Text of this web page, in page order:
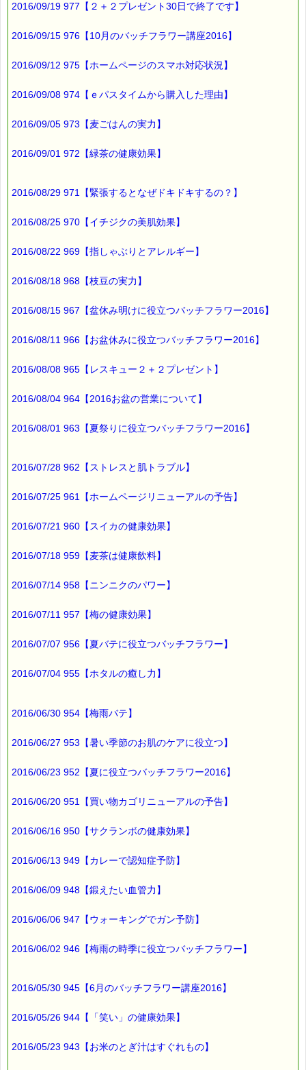
一日も早い復興を祈って
スペシャルクーポンです。
お客様からのご投稿もお待ちしております。
■メルマガ読者だけの eクーポン券 プレゼント
有効期限 ：2016/03/17(木)まで
タイプ ：くじタイプ★スペシャル★
バッチフラワーレメディ・レスキュークリーム１本当毎に
割引き金額は、買い物カゴで内容確認する際に決定します。
当たる確率は（★1等：20% ★2等：30% ★3等：50%）で
す。
※単品でも「こころ・サポート」などの割引き商品は対象外で
※1度のご購入につき1枚しかご利用いただけません。
詳しくは下記サイトをご覧ください。
→http://www.pass-thyme.com/info/#coupon
∞∞∞∞∞∞∞∞∞∞∞∞∞∞∞∞∞∞∞∞∞∞∞∞∞∞∞∞∞∞∞∞∞
応募など）していただいたお客様だけにお届けする限定配信メー
ルです。
します！
このメールマガジンのバックナンバーはこちらです
→http://www.pass-thyme.com/special/mailmaga.asp
バッチフラワー レメディに出会えて良かった！！
───────────────────────────────
バッチフラワーレメディ専門店＜ｅパスタイム＞
*****@pass-thyme.com
2016/09/19 977【２＋２プレゼント30日で終了です】
2016/09/15 976【10月のバッチフラワー講座2016】
2016/09/12 975【ホームページのスマホ対応状況】
2016/09/08 974【ｅパスタイムから購入した理由】
2016/09/05 973【麦ごはんの実力】
2016/09/01 972【緑茶の健康効果】
2016/08/29 971【緊張するとなぜドキドキするの？】
2016/08/25 970【イチジクの美肌効果】
2016/08/22 969【指しゃぶりとアレルギー】
2016/08/18 968【枝豆の実力】
2016/08/15 967【盆休み明けに役立つバッチフラワー2016】
2016/08/11 966【お盆休みに役立つバッチフラワー2016】
2016/08/08 965【レスキュー２＋２プレゼント】
2016/08/04 964【2016お盆の営業について】
2016/08/01 963【夏祭りに役立つバッチフラワー2016】
2016/07/28 962【ストレスと肌トラブル】
2016/07/25 961【ホームページリニューアルの予告】
2016/07/21 960【スイカの健康効果】
2016/07/18 959【麦茶は健康飲料】
2016/07/14 958【ニンニクのパワー】
2016/07/11 957【梅の健康効果】
2016/07/07 956【夏バテに役立つバッチフラワー】
2016/07/04 955【ホタルの癒し力】
2016/06/30 954【梅雨バテ】
2016/06/27 953【暑い季節のお肌のケアに役立つ】
2016/06/23 952【夏に役立つバッチフラワー2016】
2016/06/20 951【買い物カゴリニューアルの予告】
2016/06/16 950【サクランボの健康効果】
2016/06/13 949【カレーで認知症予防】
2016/06/09 948【鍛えたい血管力】
2016/06/06 947【ウォーキングでガン予防】
2016/06/02 946【梅雨の時季に役立つバッチフラワー】
2016/05/30 945【6月のバッチフラワー講座2016】
2016/05/26 944【「笑い」の健康効果】
2016/05/23 943【お米のとぎ汁はすぐれもの】